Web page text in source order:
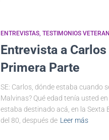
ENTREVISTAS TESTIMONIOS
Entrevista a
Primera Parte
SE: Carlos, dónde estaba cuando
Malvinas? Qué edad tenía usted
estaba destinado acá, en la Sexta
del 80, después de Leer más